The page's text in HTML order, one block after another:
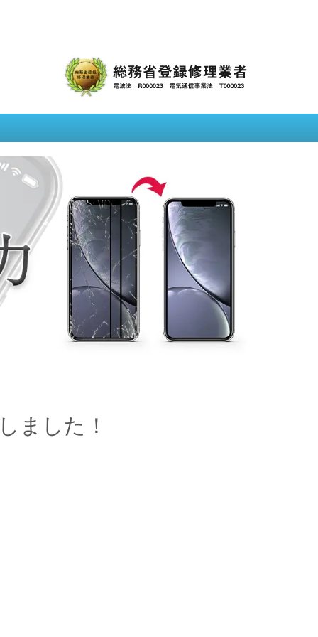
ました！